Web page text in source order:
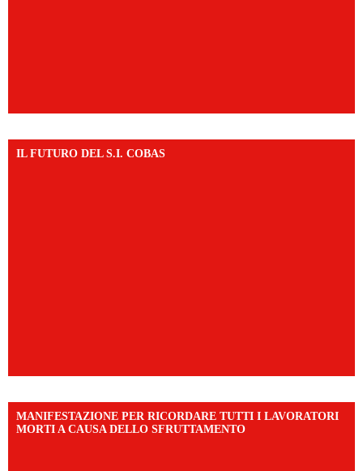
IL FUTURO DEL S.I. COBAS
MANIFESTAZIONE PER RICORDARE TUTTI I LAVORATORI
MORTI A CAUSA DELLO SFRUTTAMENTO